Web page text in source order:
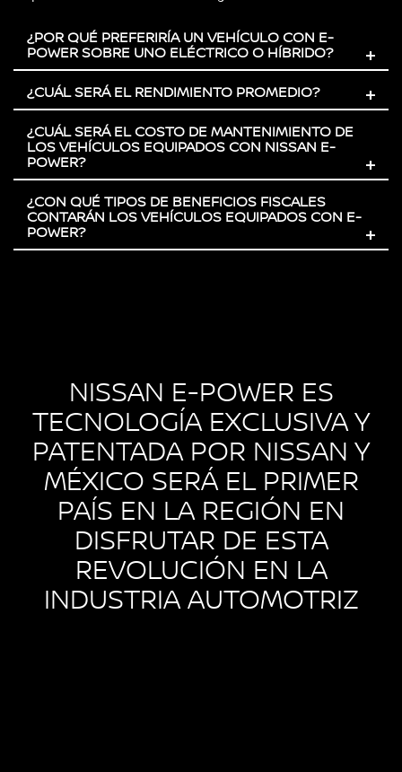
¿POR QUÉ PREFERIRÍA UN VEHÍCULO CON E-
POWER SOBRE UNO ELÉCTRICO O HÍBRIDO? +
¿CUÁL SERÁ EL RENDIMIENTO PROMEDIO? +
¿CUÁL SERÁ EL COSTO DE MANTENIMIENTO DE
LOS VEHÍCULOS EQUIPADOS CON NISSAN E-
POWER? +
¿CON QUÉ TIPOS DE BENEFICIOS FISCALES
CONTARÁN LOS VEHÍCULOS EQUIPADOS CON E-
POWER? +
NISSAN E-POWER ES
TECNOLOGÍA EXCLUSIVA Y
PATENTADA POR NISSAN Y
MÉXICO SERÁ EL PRIMER
PAÍS EN LA REGIÓN EN
DISFRUTAR DE ESTA
REVOLUCIÓN EN LA
INDUSTRIA AUTOMOTRIZ